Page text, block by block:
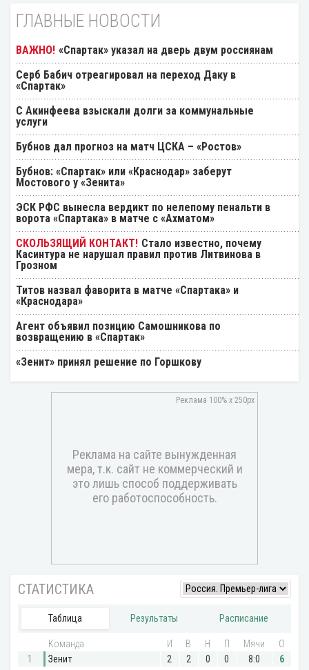
ГЛАВНЫЕ НОВОСТИ
«Спартак» указал на дверь двум россиянам
Серб Бабич отреагировал на переход Даку в
«Спартак»
С Акинфеева взыскали долги за коммунальные
услуги
Бубнов дал прогноз на матч ЦСКА – «Ростов»
Бубнов: «Спартак» или «Краснодар» заберут
Мостового у «Зенита»
ЭСК РФС вынесла вердикт по нелепому пенальти в
ворота «Спартака» в матче с «Ахматом»
Стало известно, почему
Касинтура не нарушал правил против Литвинова в
Грозном
Титов назвал фаворита в матче «Спартака» и
«Краснодара»
Агент объявил позицию Самошникова по
возвращению в «Спартак»
«Зенит» принял решение по Горшкову